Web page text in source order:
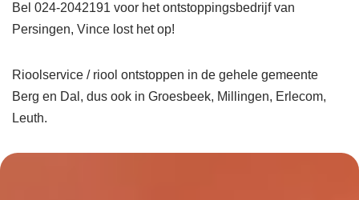
Bel 024-2042191 voor het ontstoppingsbedrijf van
Persingen, Vince lost het op!
Rioolservice / riool ontstoppen in de gehele gemeente
Berg en Dal, dus ook in Groesbeek, Millingen, Erlecom,
Leuth.